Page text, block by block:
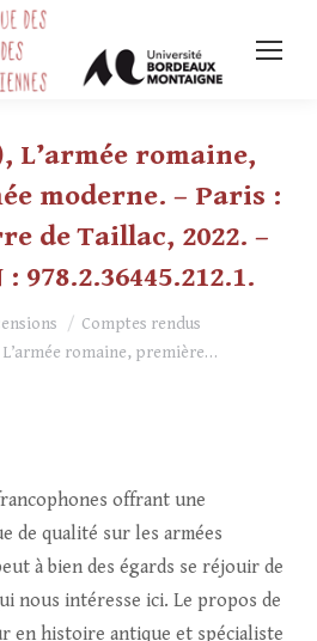
L’armée romaine,
moderne. – Paris :
de Taillac, 2022. –
: 978.2.36445.212.1.
Comptes rendus
L’armée romaine, première…
offrant une
de qualité sur les armées
à bien des égards se réjouir de
nous intéresse ici. Le propos de
en histoire antique et spécialiste